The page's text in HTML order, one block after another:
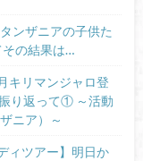
ンザニアの子供た
その結果は…
キリマンジャロ登
り返って① ～活動
ニア）～
ィツアー】明日か